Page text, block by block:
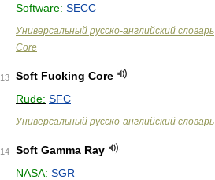
Software: SECC
Универсальный русско-английский словарь
Core
13
Soft Fucking Core
Rude: SFC
Универсальный русско-английский словарь
14
Soft Gamma Ray
NASA: SGR